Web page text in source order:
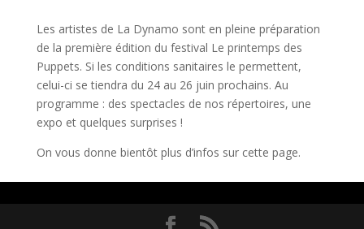
Les artistes de La Dynamo sont en pleine préparation
de la première édition du festival Le printemps des
Puppets. Si les conditions sanitaires le permettent,
celui-ci se tiendra du 24 au 26 juin prochains. Au
programme : des spectacles de nos répertoires, une
expo et quelques surprises !
On vous donne bientôt plus d’infos sur cette page.